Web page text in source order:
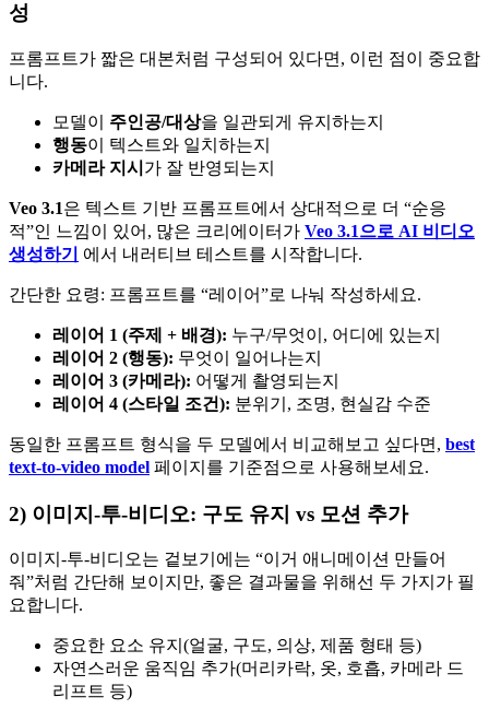
성
프롬프트가 짧은 대본처럼 구성되어 있다면, 이런 점이 중요합
니다.
모델이 주인공/대상을 일관되게 유지하는지
행동이 텍스트와 일치하는지
카메라 지시 가 잘 반영되는지
Veo 3.1은 텍스트 기반 프롬프트에서 상대적으로 더 “순응
적”인 느낌이 있어, 많은 크리에이터가 Veo 3.1으로 AI 비디오
생성하기
에서 내러티브 테스트를 시작합니다.
간단한 요령: 프롬프트를 “레이어”로 나눠 작성하세요.
레이어 1 (주제 + 배경): 누구/무엇이, 어디에 있는지
레이어 2 (행동): 무엇이 일어나는지
레이어 3 (카메라): 어떻게 촬영되는지
레이어 4 (스타일 조건): 분위기, 조명, 현실감 수준
동일한 프롬프트 형식을 두 모델에서 비교해보고 싶다면, best
text-to-video model 페이지를 기준점으로 사용해보세요.
2) 이미지-투-비디오: 구도 유지 vs 모션 추가
이미지-투-비디오는 겉보기에는 “이거 애니메이션 만들어
줘”처럼 간단해 보이지만, 좋은 결과물을 위해선 두 가지가 필
요합니다.
중요한 요소 유지(얼굴, 구도, 의상, 제품 형태 등)
자연스러운 움직임 추가(머리카락, 옷, 호흡, 카메라 드
리프트 등)